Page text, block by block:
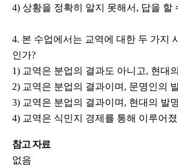
4) 상황을 정확히 알지 못해서, 답을 할
4. 본 수업에서는 교역에 대한 두 가지
인가?
1) 교역은 분업의 결과도 아니고, 현대
2) 교역은 분업의 결과이며, 문명인의
3) 교역은 분업의 결과이며, 현대의 발
4) 교역은 식민지 경제를 통해 이루어
참고 자료
없음